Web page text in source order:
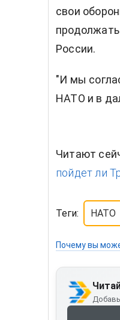
свои
России.
"И мы
НАТО и в
Читают
пойдет ли
Теги: НАТО
Почему вы